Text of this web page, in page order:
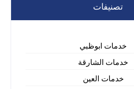
تصنيفات
خدمات ابوظبي
خدمات الشارقة
خدمات العين